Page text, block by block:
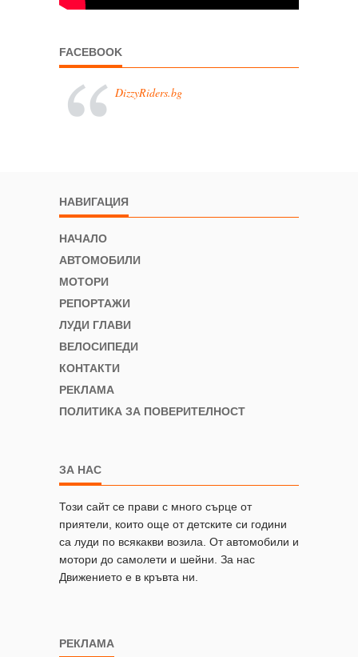
FACEBOOK
DizzyRiders.bg
НАВИГАЦИЯ
НАЧАЛО
АВТОМОБИЛИ
МОТОРИ
РЕПОРТАЖИ
ЛУДИ ГЛАВИ
ВЕЛОСИПЕДИ
КОНТАКТИ
РЕКЛАМА
ПОЛИТИКА ЗА ПОВЕРИТЕЛНОСТ
ЗА НАС
Този сайт се прави с много сърце от
приятели, които още от детските си години
са луди по всякакви возила. От автомобили и
мотори до самолети и шейни. За нас
Движението е в кръвта ни.
РЕКЛАМА